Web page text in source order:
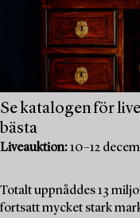
Se katalogen för
bästa
Liveauktion:10–12
Totalt uppnåddes 13
fortsatt mycket stark